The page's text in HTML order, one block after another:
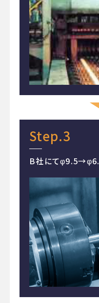
Step.3
B社にて